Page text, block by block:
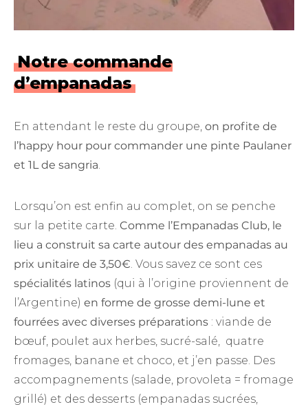
Notre commande
d’empanadas
En attendant le reste du groupe, on profite de
l’happy hour pour commander une pinte Paulaner
et 1L de sangria.
Lorsqu’on est enfin au complet, on se penche
sur la petite carte. Comme l’Empanadas Club, le
lieu a construit sa carte autour des empanadas au
prix unitaire de 3,50€. Vous savez ce sont ces
spécialités latinos (qui à l’origine proviennent de
l’Argentine) en forme de grosse demi-lune et
fourrées avec diverses préparations : viande de
bœuf, poulet aux herbes, sucré-salé, quatre
fromages, banane et choco, et j’en passe. Des
accompagnements (salade, provoleta = fromage
grillé) et des desserts (empanadas sucrées,